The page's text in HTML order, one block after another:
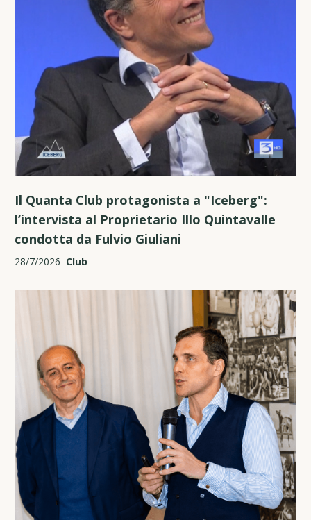
Il Quanta Club protagonista a "Iceberg":
l’intervista al Proprietario Illo Quintavalle
condotta da Fulvio Giuliani
28/7/2026 Club